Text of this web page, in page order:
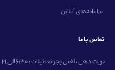
سامانه‌های آنلاین
تماس با ما
نوبت دهی تلفنی بجز تعطیلات : 6:30 الی 21